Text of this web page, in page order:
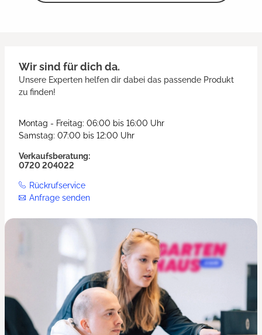
Wir sind für dich da.
Unsere Experten helfen dir dabei das passende Produkt
zu finden!
Montag - Freitag: 06:00 bis 16:00 Uhr
Samstag: 07:00 bis 12:00 Uhr
Verkaufsberatung:
0720 204022
Rückrufservice
Anfrage senden